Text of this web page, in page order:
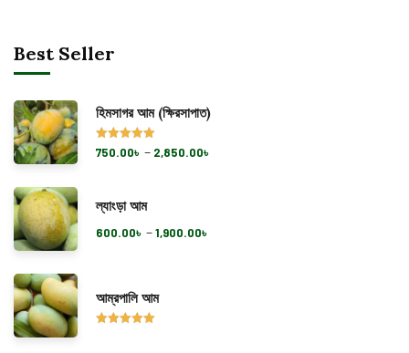
Best Seller
হিমসাগর আম (ক্ষিরসাপাত)
Rated5.00
out of 5
750.00৳ – 2,850.00৳
ল্যাংড়া আম
600.00৳ –1,900.00৳
আম্রপালি আম